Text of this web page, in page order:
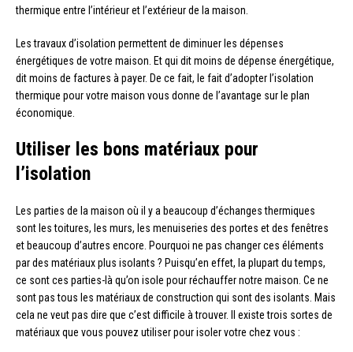
thermique entre l’intérieur et l’extérieur de la maison.
Les travaux d’isolation permettent de diminuer les dépenses
énergétiques de votre maison. Et qui dit moins de dépense énergétique,
dit moins de factures à payer. De ce fait, le fait d’adopter l’isolation
thermique pour votre maison vous donne de l’avantage sur le plan
économique.
Utiliser les bons matériaux pour
l’isolation
Les parties de la maison où il y a beaucoup d’échanges thermiques
sont les toitures, les murs, les menuiseries des portes et des fenêtres
et beaucoup d’autres encore. Pourquoi ne pas changer ces éléments
par des matériaux plus isolants ? Puisqu’en effet, la plupart du temps,
ce sont ces parties-là qu’on isole pour réchauffer notre maison. Ce ne
sont pas tous les matériaux de construction qui sont des isolants. Mais
cela ne veut pas dire que c’est difficile à trouver. Il existe trois sortes de
matériaux que vous pouvez utiliser pour isoler votre chez vous :